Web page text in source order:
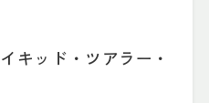
キッド・ツアラー・